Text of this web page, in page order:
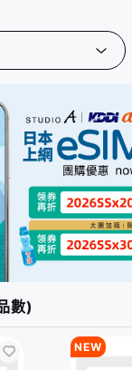
數)
NEW